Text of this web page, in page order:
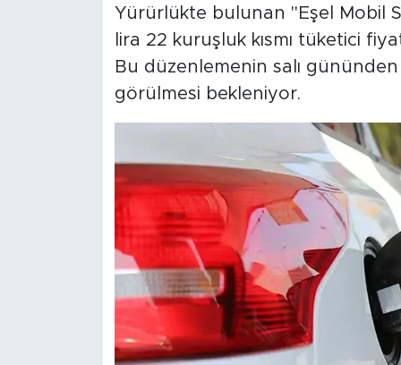
Yürürlükte bulunan "Eşel Mobil
lira 22 kuruşluk kısmı tüketici
Bu düzenlemenin salı
görülmesi bekleniyor.